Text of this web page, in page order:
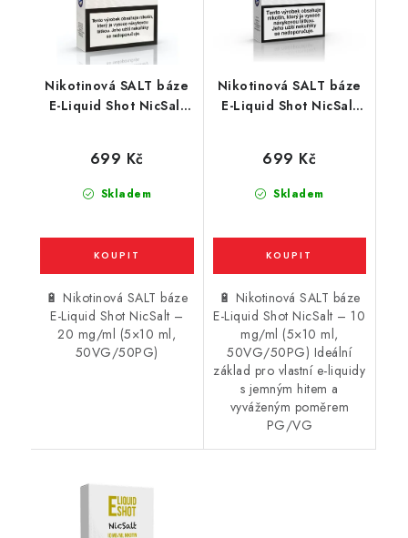
Nikotinová SALT báze
E-Liquid Shot NicSalt
Skladem
699 Kč
🔋 Nikotinová SALT báze
E-Liquid Shot NicSalt –
20 mg/ml (5×10 ml,
50VG/50PG)
Nikotinová SALT báze
E-Liquid Shot NicSalt
Skladem
699 Kč
🔋 Nikotinová SALT báze
E-Liquid Shot NicSalt – 10
mg/ml (5×10 ml,
50VG/50PG) Ideální
základ pro vlastní e-liquidy
s jemným hitem a
vyváženým poměrem
PG/VG